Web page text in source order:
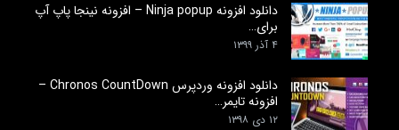
دانلود افزونه Ninja popup – افزونه نینجا پاپ آپ
برای…
۴ آذر ۱۳۹۹
دانلود افزونه وردپرس Chronos CountDown –
افزونه تایمر…
۱۲ دی ۱۳۹۸